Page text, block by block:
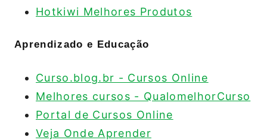
Hotkiwi Melhores Produtos
Aprendizado e Educação
Curso.blog.br - Cursos Online
Melhores cursos - QualomelhorCurso
Portal de Cursos Online
Veja Onde Aprender